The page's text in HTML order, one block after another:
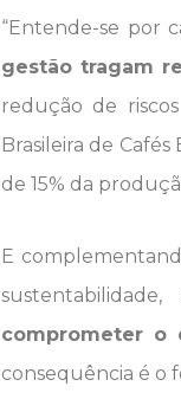
“Entende-se por
gestão tragam
redução de
Brasileira de
de 15% da
E
comprometer o
consequência é o